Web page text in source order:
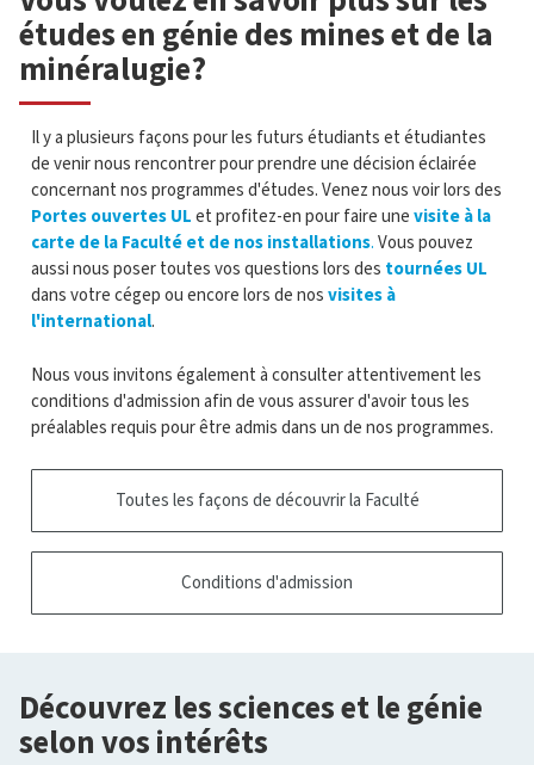
études en génie des mines et de la
minéralugie?
Il y a plusieurs façons pour les futurs étudiants et étudiantes
de venir nous rencontrer pour prendre une décision éclairée
concernant nos programmes d'études. Venez nous voir lors des
Portes ouvertes UL et profitez-en pour faire une visite à la
carte de la Faculté et de nos installations. Vous pouvez
aussi nous poser toutes vos questions lors des tournées UL
dans votre cégep ou encore lors de nos visites à
l'international.
Nous vous invitons également à consulter attentivement les
conditions d'admission afin de vous assurer d'avoir tous les
préalables requis pour être admis dans un de nos programmes.
Toutes les façons de découvrir la Faculté
Conditions d'admission
Découvrez les sciences et le génie
selon vos intérêts